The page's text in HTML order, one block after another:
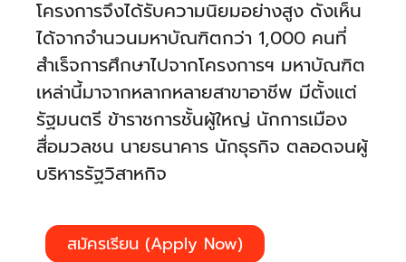
โครงการจึงได้รับความนิยมอย่างสูง ดังเห็น
ได้จากจำนวนมหาบัณฑิตกว่า 1,000 คนที่
สำเร็จการศึกษาไปจากโครงการฯ มหาบัณฑิต
เหล่านี้มาจากหลากหลายสาขาอาชีพ มีตั้งแต่
รัฐมนตรี ข้าราชการชั้นผู้ใหญ่ นักการเมือง
สื่อมวลชน นายธนาคาร นักธุรกิจ ตลอดจนผู้
บริหารรัฐวิสาหกิจ
สมัครเรียน (Apply Now)